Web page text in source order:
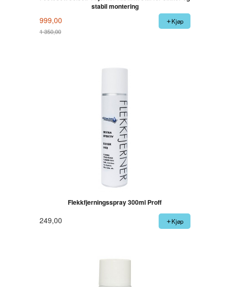
stabil montering
999,00
1 350,00
Kjøp
Flekkfjerningsspray 300ml Proff
249,00 Kjøp